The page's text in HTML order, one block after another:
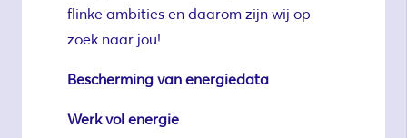
flinke ambities en daarom zijn wij op
zoek naar jou!
Bescherming van energiedata
Werk vol energie